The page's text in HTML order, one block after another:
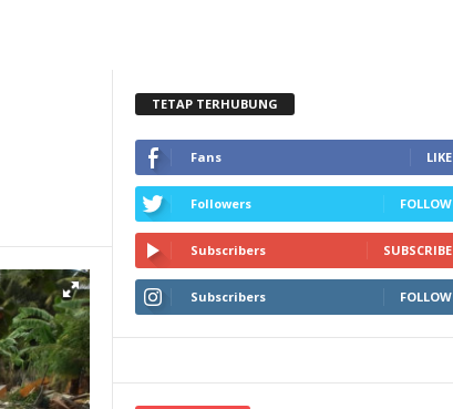
TETAP TERHUBUNG
Fans LIKE
Followers FOLLOW
Subscribers SUBSCRIBE
Subscribers FOLLOW